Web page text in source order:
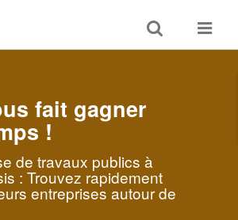
Toggle
search
Toggle
fait gagner
!
de travaux publics à
: Trouvez rapidement
entreprises autour de